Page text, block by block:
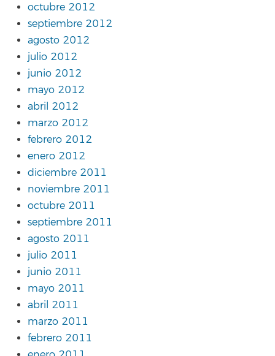
octubre 2012
septiembre 2012
agosto 2012
julio 2012
junio 2012
mayo 2012
abril 2012
marzo 2012
febrero 2012
enero 2012
diciembre 2011
noviembre 2011
octubre 2011
septiembre 2011
agosto 2011
julio 2011
junio 2011
mayo 2011
abril 2011
marzo 2011
febrero 2011